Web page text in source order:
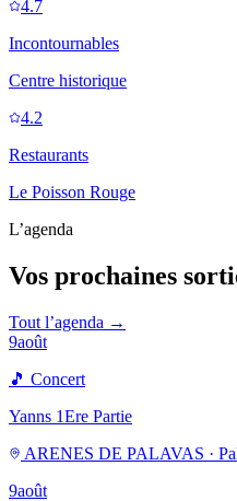
4.7
Incontournables
Centre historique
4.2
Restaurants
Le Poisson Rouge
L’agenda
Vos prochaines
Tout l’agenda →
9août
🎵 Concert
Yanns 1Ere Partie
ARENES DE PALAVAS ·
9août